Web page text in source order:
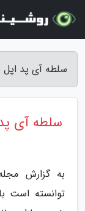
سلطه آی پد اپل
سلطه آی پد
به گزارش